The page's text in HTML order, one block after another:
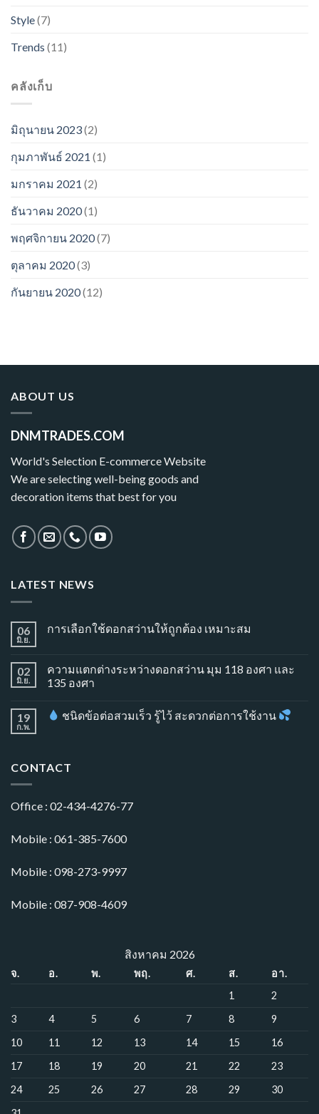
Style(7)
Trends (11)
คลังเก็บ
มิถุนายน 2023(2)
กุมภาพันธ์ 2021 (1)
มกราคม 2021 (2)
ธันวาคม 2020(1)
พฤศจิกายน 2020(7)
ตุลาคม 2020(3)
กันยายน 2020(12)
ABOUT US
DNMTRADES.COM
World's Selection E-commerce Website
We are selecting well-being goods and
decoration items that best for you
LATEST NEWS
06
มิ.ย.
การเลือกใช้ดอกสว่านให้ถูกต้อง เหมาะสม
02
มิ.ย.
ความแตกต่างระหว่างดอกสว่าน มุม 118 องศา และ
135 องศา
19
ก.พ.
ชนิดข้อต่อสวมเร็ว รู้ไว้ สะดวกต่อการใช้งาน
CONTACT
Office : 02-434-4276-77
Mobile : 061-385-7600
Mobile : 098-273-9997
Mobile : 087-908-4609
สิงหาคม 2026
จ. อ. พ. พฤ. ศ. ส.
อา.
1
2
3
4 5 6 7 8
9
10
11 12 13 14 15
16
17
18 19 20 21 22
23
24
25 26 27 28 29
30